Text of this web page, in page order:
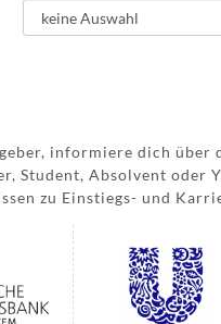
informiere dich über
Student, Absolvent oder
zu Einstiegs- und